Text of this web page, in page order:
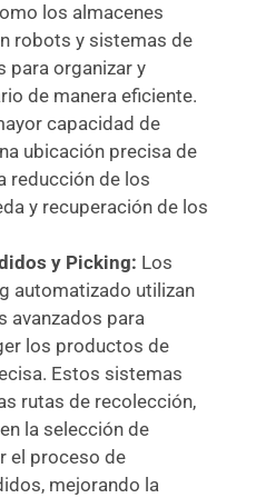
los almacenes
robots y sistemas de
para organizar y
de manera eficiente.
capacidad de
ubicación precisa de
reducción de los
y recuperación de los
y Picking: Los
automatizado utilizan
avanzados para
los productos de
Estos sistemas
rutas de recolección,
la selección de
el proceso de
mejorando la